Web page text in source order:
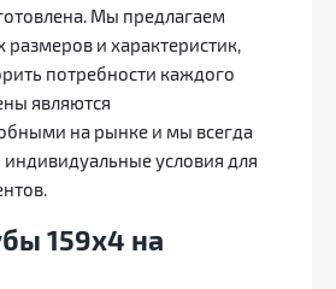
Мы предлагаем
и характеристик,
потребности каждого
являются
на рынке и мы всегда
индивидуальные условия для
159х4 на